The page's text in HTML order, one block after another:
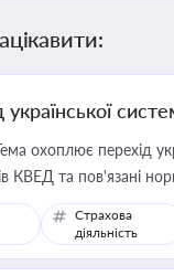
української
охоплює перехід
КВЕД та пов'язані
Страхова
діяльність